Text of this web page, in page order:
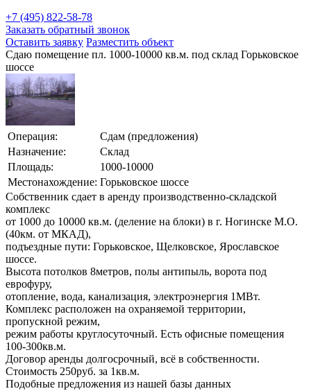
+7 (495) 822-58-78
Заказать обратный звонок
Оставить заявку Разместить объект
Сдаю помещение пл. 1000-10000 кв.м. под склад Горьковское
шоссе
Операция:
Сдам (предложения)
Назначение:
Склад
Площадь:
1000-10000
Местонахождение: Горьковское шоссе
Собственник сдает в аренду производственно-складской
комплекc
от 1000 до 10000 кв.м. (деление на блоки) в г. Ногинске М.О.
(40км. от МКАД),
подъездные пути: Горьковское, Щелковское, Ярославское
шоссе.
Высота потолков 8метров, полы антипыль, ворота под
еврофуру,
отопление, вода, канализация, электроэнергия 1МВт.
Комплекс расположен на охраняемой территории,
пропускной режим,
режим работы круглосуточный. Есть офисные помещения
100-300кв.м.
Договор аренды долгосрочный, всё в собственности.
Стоимость 250руб. за 1кв.м.
Подобные предложения из нашей базы данных